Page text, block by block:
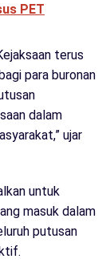
PET
terus
para buronan
dalam
ujar
untuk
masuk dalam
putusan